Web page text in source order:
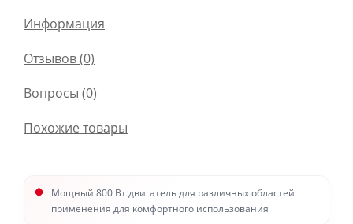
Информация
Отзывов (0)
Вопросы (0)
Похожие товары
Мощный 800 Вт двигатель для различных областей
применения для комфортного использования